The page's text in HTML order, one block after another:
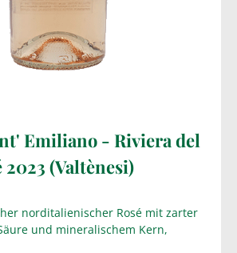
Emiliano - Riviera del
2023 (Valtènesi)
norditalienischer Rosé mit zarter
und mineralischem Kern,